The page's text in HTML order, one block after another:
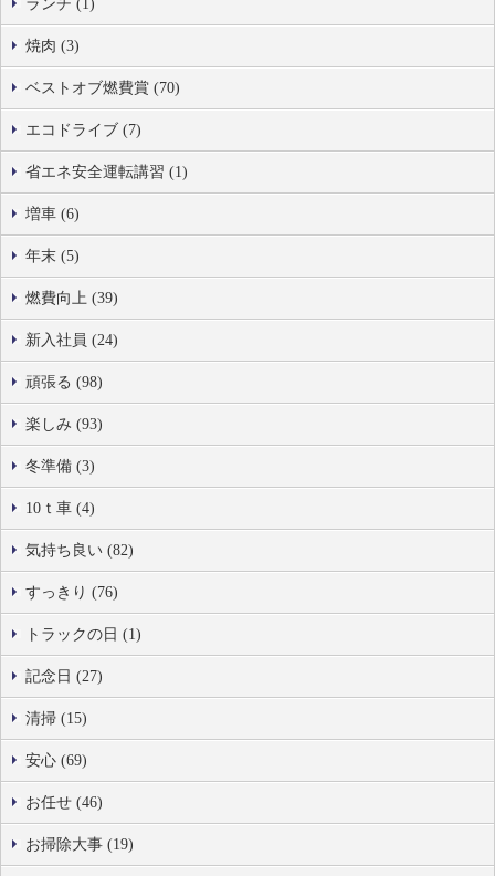
ランチ (1)
焼肉 (3)
ベストオブ燃費賞 (70)
エコドライブ (7)
省エネ安全運転講習 (1)
増車 (6)
年末 (5)
燃費向上 (39)
新入社員 (24)
頑張る (98)
楽しみ (93)
冬準備 (3)
10ｔ車 (4)
気持ち良い (82)
すっきり (76)
トラックの日 (1)
記念日 (27)
清掃 (15)
安心 (69)
お任せ (46)
お掃除大事 (19)